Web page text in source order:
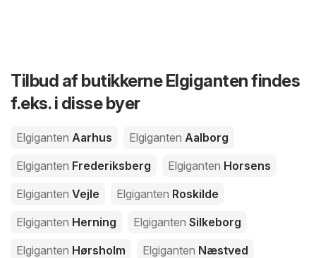
Tilbud af butikkerne Elgiganten findes
f.eks. i disse byer
Elgiganten Aarhus Elgiganten Aalborg
Elgiganten Frederiksberg Elgiganten Horsens
Elgiganten Vejle Elgiganten Roskilde
Elgiganten Herning Elgiganten Silkeborg
Elgiganten Hørsholm Elgiganten Næstved